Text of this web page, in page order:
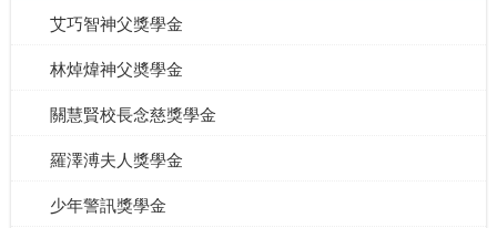
艾巧智神父獎學金
林焯煒神父奬學金
關慧賢校長念慈獎學金
羅澤溥夫人獎學金
少年警訊獎學金